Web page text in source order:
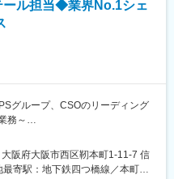
勤務が入ることはありません
17:00～）の勤務となります
ていただき、その月の20日以降
で決まります。基本的に希望を
別および初期評価・安全性デー
び更新
理
ーション窓口
続ける世界最大級CRO：
真似できない治験の「質」と「ス
た企業へ進化しました。薬剤流
ール担当◆業界No.1シェ
グループ、CSOのリーディング
務～
機器）に代わり、Web会議シス
『リモートディテーリング』と
阪府大阪市西区靭本町1-11-7 信
寄駅：地下鉄四つ橋線／本町駅